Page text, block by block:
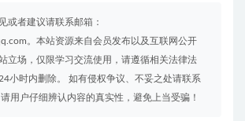
或者建议请联系邮箱：
。本站资源来自会员发布以及互联网公开
立场，仅限学习交流使用，请遵循相关法律法
小时内删除。 如有侵权争议、不妥之处请联系
用户仔细辨认内容的真实性，避免上当受骗！